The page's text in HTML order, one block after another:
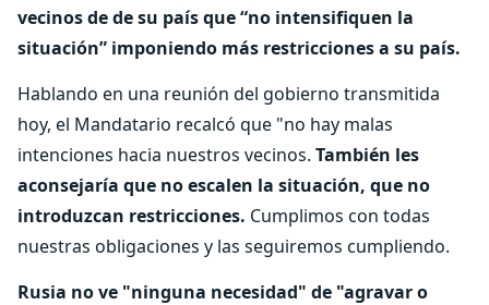
vecinos de de su país que “no intensifiquen la
situación” imponiendo más restricciones a su país.
Hablando en una reunión del gobierno transmitida
hoy, el Mandatario recalcó que "no hay malas
intenciones hacia nuestros vecinos. También les
aconsejaría que no escalen la situación, que no
introduzcan restricciones. Cumplimos con todas
nuestras obligaciones y las seguiremos cumpliendo.
Rusia no ve "ninguna necesidad" de "agravar o